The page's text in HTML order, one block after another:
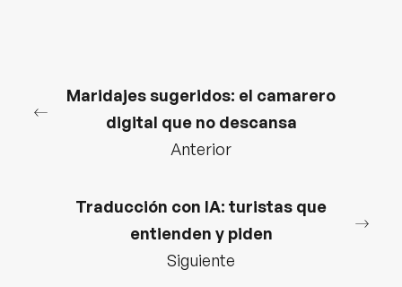
Maridajes sugeridos: el camarero
digital que no descansa
Anterior
Traducción con IA: turistas que
entienden y piden
Siguiente